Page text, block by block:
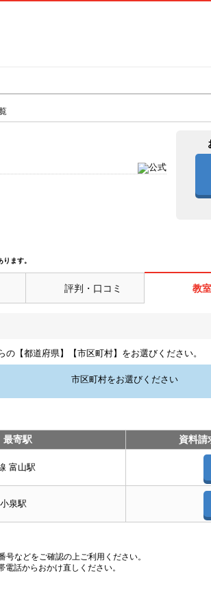
ます。
評判・口コミ 教
【都道府県】【市区町村】をお選びください。
最寄駅 資料請
富山駅
泉駅
などをご確認の上ご利用ください。
話からおかけ直しください。